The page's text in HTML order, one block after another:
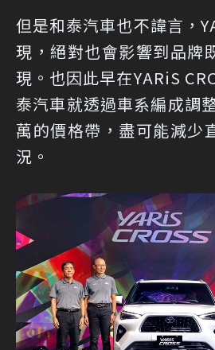
但是和泰汽車也不諱言，
現，絕對也會影響到品牌
現。也因此早在YARiS
泰汽車就透過車系編成調
萬的價格帶，盡可能減少
況。